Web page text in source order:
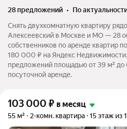
28 предложений •
по
Снять двухкомнатную квартиру
Алексеевский в Москве и МО — 28
собственников по аренде квартир
180 000 ₽ на Яндекс
предложений площадью от 39 м² до
посуточной аренде.
103 000 ₽ в месяц
55 м² 2-комн. квартира 15 этаж из